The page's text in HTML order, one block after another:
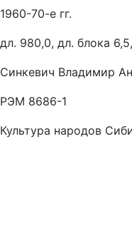
1960-70-е гг.
дл. 980,0, дл. блока
Синкевич Владимир
РЭМ 8686-1
Культура народов